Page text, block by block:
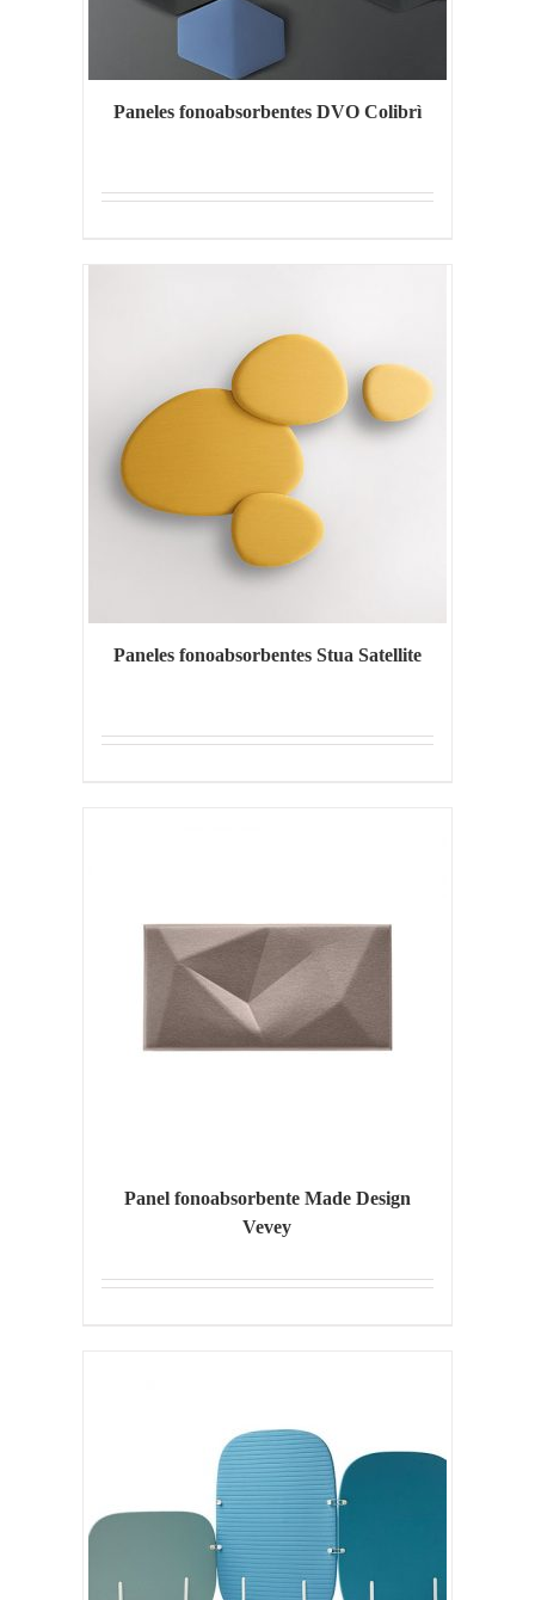
Paneles fonoabsorbentes DVO Colibrì
Paneles fonoabsorbentes Stua Satellite
Panel fonoabsorbente Made Design
Vevey